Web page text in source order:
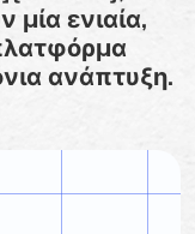
ενιαία,
ανάπτυξη.